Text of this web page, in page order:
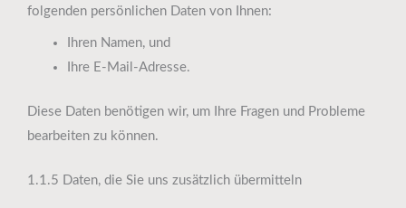
folgenden persönlichen Daten von Ihnen:
Ihren Namen, und
Ihre E-Mail-Adresse.
Diese Daten benötigen wir, um Ihre Fragen und Probleme
bearbeiten zu können.
1.1.5 Daten, die Sie uns zusätzlich übermitteln